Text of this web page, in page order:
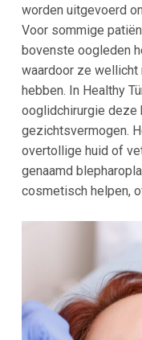
worden uitgevoerd
Voor sommige
bovenste oogleden
waardoor ze
hebben. In Healthy
ooglidchirurgie deze
gezichtsvermogen.
overtollige huid of
genaamd
cosmetisch helpen,